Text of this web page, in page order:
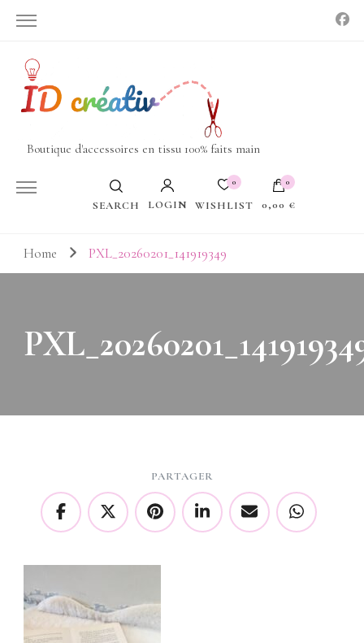
Boutique d'accessoires en tissu 100% faits main
SEARCH LOGIN
0
WISHLIST
0
0,00 €
Votre panier est vide.
Home PXL_20260201_141919349
PARTAGER